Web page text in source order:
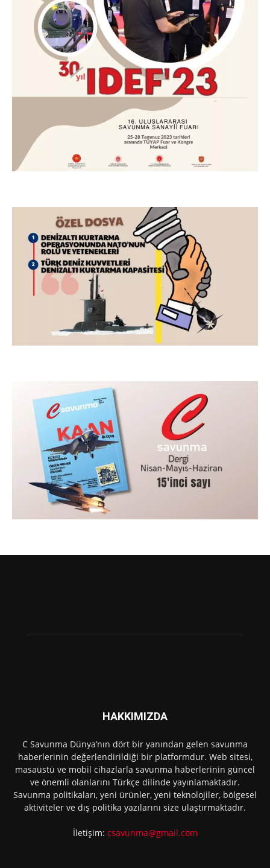
HAKKIMIZDA
C Savunma Dünya’nın dört bir yanından gelen savunma
haberlerinin değerlendirildiği bir platformdur. Web sitesi,
masaüstü ve mobil cihazlarla savunma haberlerinin güncel
ve önemli olanlarını Türkçe dilinde yayınlamaktadır.
Savunma politikaları, yeni ürünler, yeni teknolojiler, bölgesel
aktiviteler ve dış politika yazılarını size ulaştırmaktadır.
İletişim: csavunma@gmail.com